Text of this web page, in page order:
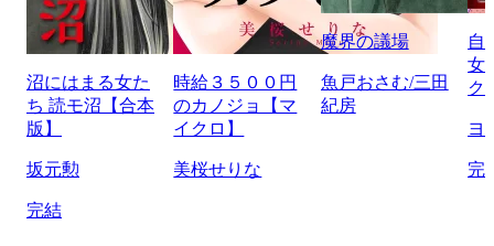
沼にはまる女た
ち 読モ沼【合本
版】
坂元勲
完結
時給３５００円
のカノジョ【マ
イクロ】
美桜せりな
魔界の議場
魚戸おさむ/三田
紀房
自
女
ク
ヨ
完